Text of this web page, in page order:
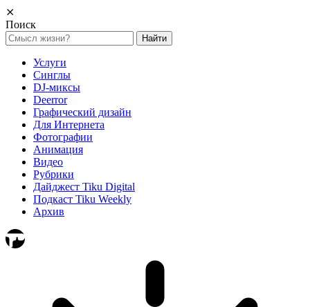
⨯
Поиск
Найти:
Услуги
Синглы
DJ-миксы
Deerror
Графический дизайн
Для Интернета
Фотографии
Анимация
Видео
Рубрики
Дайджест Tiku Digital
Подкаст Tiku Weekly
Архив